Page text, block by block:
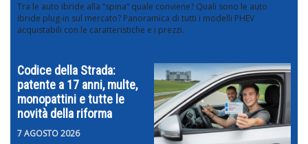
Tra le auto ibride alla “spina” quale conviene? Quali sono le auto
ibride plug-in sul mercato? Panoramica di tutti i modelli PHEV
acquistabili con le caratteristiche e i prezzi.
Codice della Strada:
patente a 17 anni, multe,
monopattini e tutte le
novità della riforma
7 AGOSTO 2026